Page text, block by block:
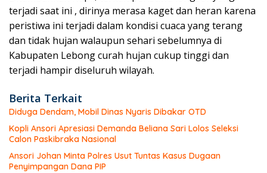
terjadi saat ini , dirinya merasa kaget dan heran karena
peristiwa ini terjadi dalam kondisi cuaca yang terang
dan tidak hujan walaupun sehari sebelumnya di
Kabupaten Lebong curah hujan cukup tinggi dan
terjadi hampir diseluruh wilayah.
Berita Terkait
Diduga Dendam, Mobil Dinas Nyaris Dibakar OTD
Kopli Ansori Apresiasi Demanda Beliana Sari Lolos Seleksi
Calon Paskibraka Nasional
Ansori Johan Minta Polres Usut Tuntas Kasus Dugaan
Penyimpangan Dana PIP